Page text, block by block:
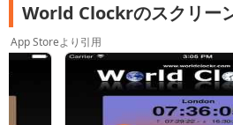
World Clockrのスクリー
App Storeより引用